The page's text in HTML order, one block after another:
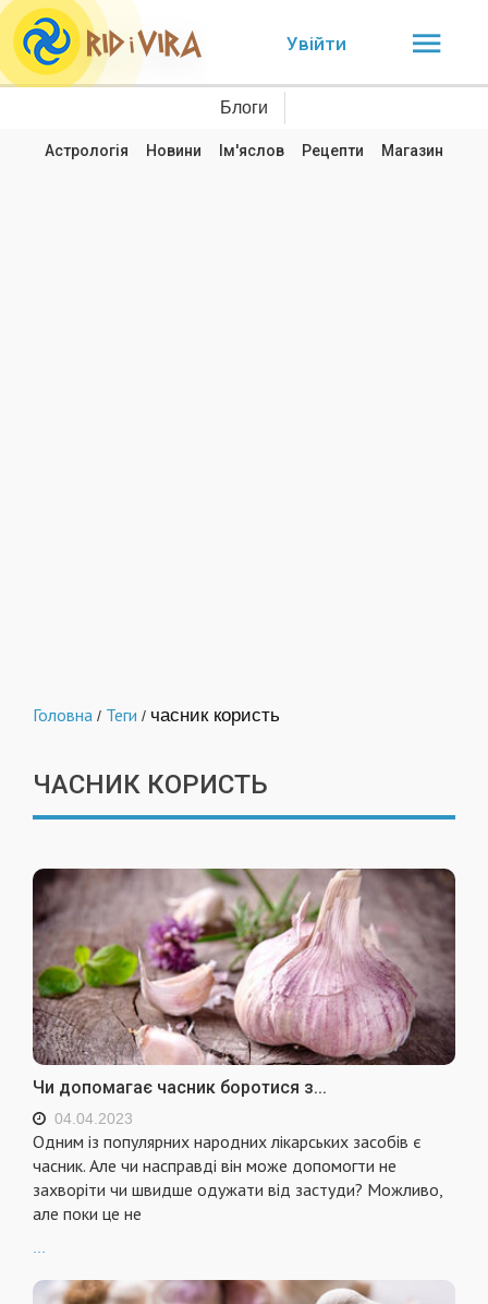
Увійти
Блоги
Астрологія Новини Ім'яслов Рецепти Магазин
Головна / Теги / часник користь
ЧАСНИК КОРИСТЬ
Чи допомагає часник боротися з...
04.04.2023
Одним із популярних народних лікарських засобів є
часник. Але чи насправді він може допомогти не
захворіти чи швидше одужати від застуди? Можливо,
але поки це не
...